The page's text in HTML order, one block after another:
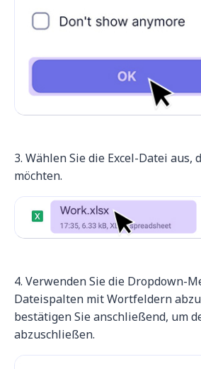
3. Wählen Sie die Excel-Datei
möchten.
4. Verwenden Sie die Dropdown-
Dateispalten mit Wortfeldern
bestätigen Sie anschließend, um
abzuschließen.